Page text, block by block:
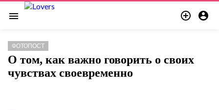
menu  
ФОТОПОСТ
О том, как важно говорить о своих
чувствах своевременно